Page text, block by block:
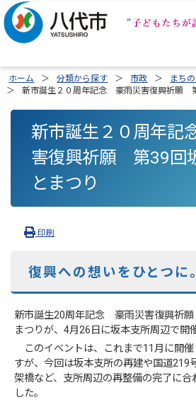
ホーム 分類から探す 市政 まち
新市誕生２０周年記念 豪雨災害復興祈願
新市誕生２０周年
害復興祈願 第39回
とまつり
印刷
復興への想いをひとつに。
新市誕生20周年記念 豪雨災害復興祈
まつりが、4月26日に坂本支所周辺で開
このイベントは、これまで11月に開
すが、今回は坂本支所の再建や国道219
架橋など、支所周辺の再整備の完了に
した。